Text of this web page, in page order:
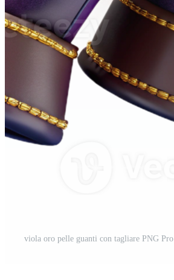
viola oro pelle guanti con tagliare PNG Pro